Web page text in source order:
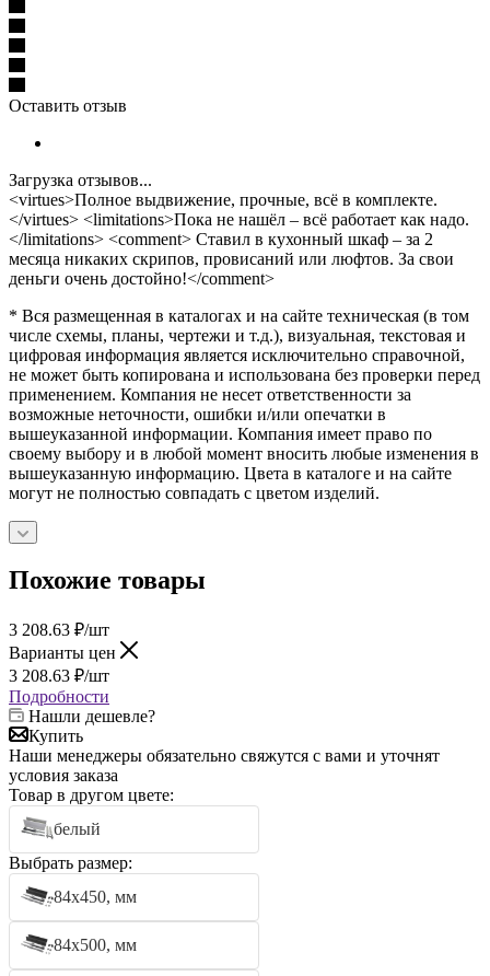
Оставить отзыв
Загрузка отзывов...
<virtues>Полное выдвижение, прочные, всё в комплекте.
</virtues> <limitations>Пока не нашёл – всё работает как надо.
</limitations> <comment> Ставил в кухонный шкаф – за 2
месяца никаких скрипов, провисаний или люфтов. За свои
деньги очень достойно!</comment>
* Вся размещенная в каталогах и на сайте техническая (в том
числе схемы, планы, чертежи и т.д.), визуальная, текстовая и
цифровая информация является исключительно справочной,
не может быть копирована и использована без проверки перед
применением. Компания не несет ответственности за
возможные неточности, ошибки и/или опечатки в
вышеуказанной информации. Компания имеет право по
своему выбору и в любой момент вносить любые изменения в
вышеуказанную информацию. Цвета в каталоге и на сайте
могут не полностью совпадать с цветом изделий.
Похожие товары
3 208.63 ₽/шт
Варианты цен
3 208.63 ₽/шт
Подробности
Нашли дешевле?
Купить
Наши менеджеры обязательно свяжутся с вами и уточнят
условия заказа
Товар в другом цвете:
белый
Выбрать размер:
84х450, мм
84х500, мм